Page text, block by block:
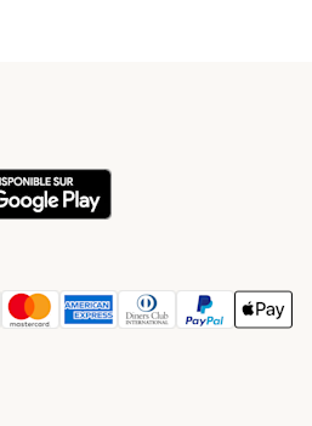
Payment Method
Master card Payment Method
American express Payment
Diners club Payment
Paypal Payment
Apple